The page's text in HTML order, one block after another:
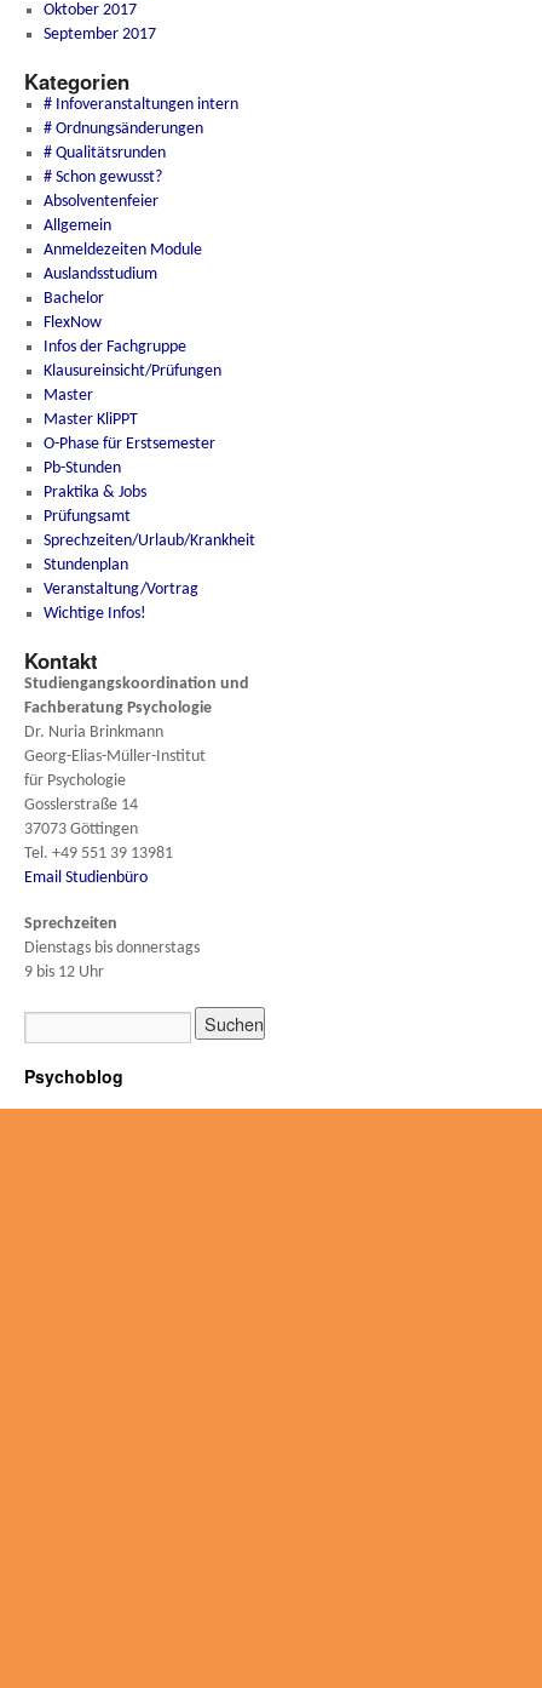
Oktober 2017
September 2017
Kategorien
# Infoveranstaltungen intern
# Ordnungsänderungen
# Qualitätsrunden
# Schon gewusst?
Absolventenfeier
Allgemein
Anmeldezeiten Module
Auslandsstudium
Bachelor
FlexNow
Infos der Fachgruppe
Klausureinsicht/Prüfungen
Master
Master KliPPT
O-Phase für Erstsemester
Pb-Stunden
Praktika & Jobs
Prüfungsamt
Sprechzeiten/Urlaub/Krankheit
Stundenplan
Veranstaltung/Vortrag
Wichtige Infos!
Kontakt
Studiengangskoordination und
Fachberatung Psychologie
Dr. Nuria Brinkmann
Georg-Elias-Müller-Institut
für Psychologie
Gosslerstraße 14
37073 Göttingen
Tel. +49 551 39 13981
Email Studienbüro
Sprechzeiten
Dienstags bis donnerstags
9 bis 12 Uhr
Psychoblog